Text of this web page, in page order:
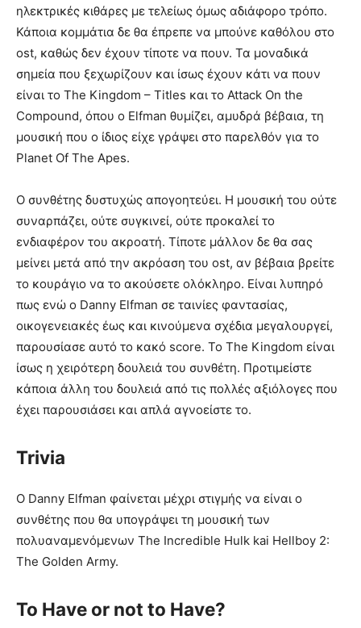
ηλεκτρικές κιθάρες με τελείως όμως αδιάφορο τρόπο.
Κάποια κομμάτια δε θα έπρεπε να μπούνε καθόλου στο
ost, καθώς δεν έχουν τίποτε να πουν. Τα μοναδικά
σημεία που ξεχωρίζουν και ίσως έχουν κάτι να πουν
είναι το The Kingdom – Titles και το Attack On the
Compound, όπου ο Elfman θυμίζει, αμυδρά βέβαια, τη
μουσική που ο ίδιος είχε γράψει στο παρελθόν για το
Planet Of The Apes.
Ο συνθέτης δυστυχώς απογοητεύει. Η μουσική του ούτε
συναρπάζει, ούτε συγκινεί, ούτε προκαλεί το
ενδιαφέρον του ακροατή. Τίποτε μάλλον δε θα σας
μείνει μετά από την ακρόαση του ost, αν βέβαια βρείτε
το κουράγιο να το ακούσετε ολόκληρο. Είναι λυπηρό
πως ενώ ο Danny Elfman σε ταινίες φαντασίας,
οικογενειακές έως και κινούμενα σχέδια μεγαλουργεί,
παρουσίασε αυτό το κακό score. Το The Kingdom είναι
ίσως η χειρότερη δουλειά του συνθέτη. Προτιμείστε
κάποια άλλη του δουλειά από τις πολλές αξιόλογες που
έχει παρουσιάσει και απλά αγνοείστε το.
Trivia
Ο Danny Elfman φαίνεται μέχρι στιγμής να είναι ο
συνθέτης που θα υπογράψει τη μουσική των
πολυαναμενόμενων The Incredible Hulk kai Hellboy 2:
The Golden Army.
To Have or not to Have?